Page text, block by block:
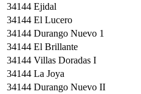
34144 Ejidal
34144 El Lucero
34144 Durango Nuevo 1
34144 El Brillante
34144 Villas Doradas I
34144 La Joya
34144 Durango Nuevo II